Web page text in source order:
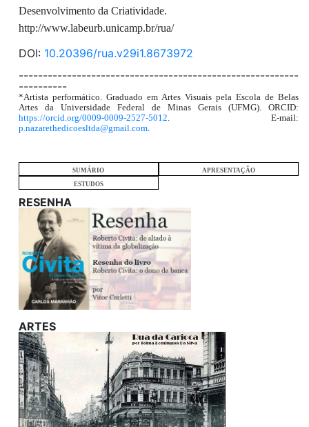
Desenvolvimento da Criatividade.
http://www.labeurb.unicamp.br/rua/
DOI: 10.20396/rua.v29i1.8673972
----------------------------------------------------------
----------
*Artista performático. Graduado em Artes Visuais pela Escola de Belas
Artes da Universidade Federal de Minas Gerais (UFMG). ORCID:
https://orcid.org/0009-0009-2527-5012 . E-mail:
p.nazarethedicoesltda@gmail.com.
SUMÁRIO
APRESENTAÇÃO
ESTUDOS
RESENHA
ARTES